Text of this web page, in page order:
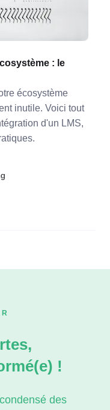
: le
écosystème
inutile. Voici tout
d'un LMS,
!
des